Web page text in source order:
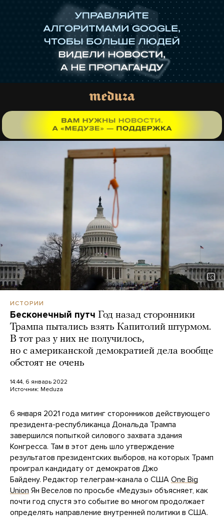
ИСТОРИИ
Бесконечный путч Год назад сторонники
Трампа пытались взять Капитолий штурмом.
В тот раз у них не получилось,
но с американской демократией дела вообще
обстоят не очень
14:44, 6 январь 2022
Источник: Meduza
6 января 2021 года митинг сторонников действующего
президента-республиканца Дональда Трампа
завершился попыткой силового захвата здания
Конгресса. Там в этот день шло утверждение
результатов президентских выборов, на которых Трамп
проиграл кандидату от демократов Джо
Байдену. Редактор телеграм-канала о США One Big
Union Ян Веселов по просьбе «Медузы» объясняет, как
почти год спустя это событие во многом продолжает
определять направление внутренней политики в США.